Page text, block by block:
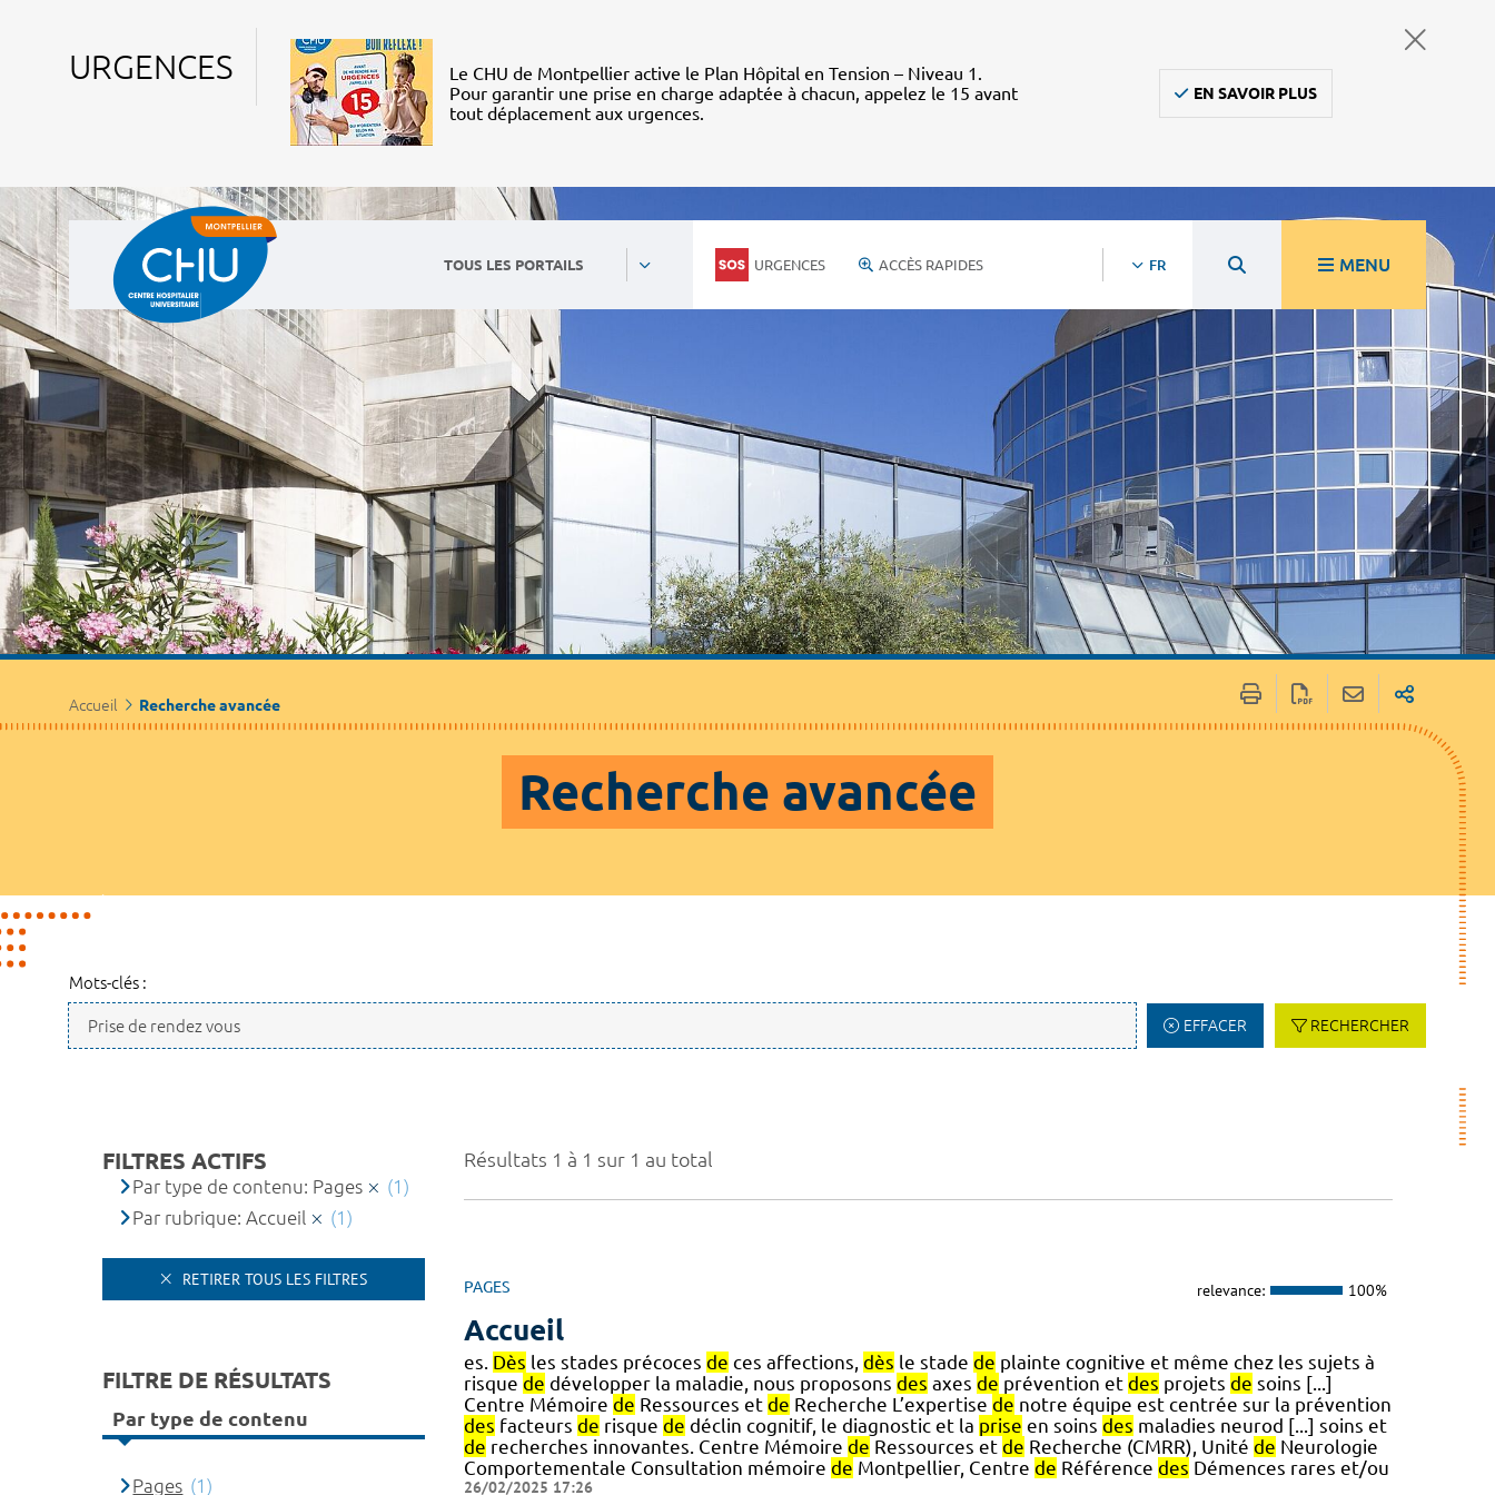
URGENCES
Le CHU de Montpellier active le Plan Hôpital en Tension – Niveau 1.
Pour garantir une prise en charge adaptée à chacun, appelez le 15 avant
tout déplacement aux urgences.
EN SAVOIR PLUS
TOUS LES PORTAILS URGENCES ACCÈS RAPIDES FR MENU
Accueil Recherche avancée
Recherche avancée
Mots-clés :
EFFACER RECHERCHER
Résultats 1 à 1 sur 1 au total
PAGES relevance: 100%
Accueil
es. Dès les stades précoces de ces affections, dès le stade de plainte cognitive et même chez les sujets à
risque de développer la maladie, nous proposons des axes de prévention et des projets de soins [...]
Centre Mémoire de Ressources et de Recherche L’expertise de notre équipe est centrée sur la prévention
des facteurs de risque de déclin cognitif, le diagnostic et la prise en soins des maladies neurod [...] soins et
de recherches innovantes. Centre Mémoire de Ressources et de Recherche (CMRR), Unité de Neurologie
Comportementale Consultation mémoire de Montpellier, Centre de Référence des Démences rares et/ou
26/02/2025 17:26
FILTRES ACTIFS
Par type de contenu: Pages
(1)
Par rubrique: Accueil
(1)
RETIRER TOUS LES FILTRES
FILTRE DE RÉSULTATS
Par type de contenu
Pages (1)